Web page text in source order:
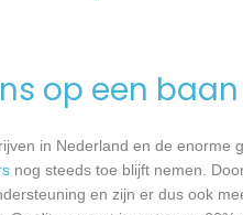
op een
in Nederland en de
nog steeds toe blijft nemen.
en zijn er dus ook